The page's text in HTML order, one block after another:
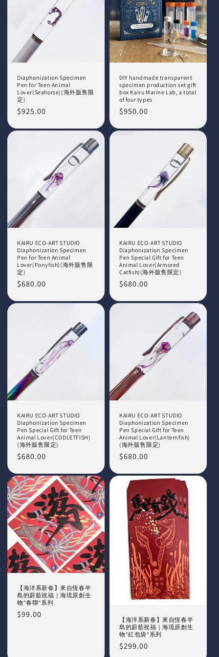
Diaphonization Specimen
Pen for Teen Animal
Lover(Seahorse)(海外販售限
定)
Regular
$925.00
DIY handmade transparent
specimen production set gift
box Kairu Marine Lab, a total
of four types
Regular
$950.00
KAIRU ECO-ART STUDIO
Diaphonization Specimen
Pen for Teen Animal
Lover(Ponyfish)(海外販售限
定)
Regular
$680.00
KAIRU ECO-ART STUDIO
Diaphonization Specimen
Pen Special Gift for Teen
Animal Lover(Armored
Catfish)(海外販售限定)
Regular
$680.00
KAIRU ECO-ART STUDIO
Diaphonization Specimen
Pen Special Gift for Teen
Animal Lover(CODLETFISH)
(海外販售限定)
Regular
$680.00
KAIRU ECO-ART STUDIO
Diaphonization Specimen
Pen Special Gift for Teen
Animal Lover(Lanternfish)
(海外販售限定)
Regular
$680.00
【海洋系新春】來自恆春半
島的蔚藍祝福｜海琉原創生
物"春聯"系列
Regular
$99.00
【海洋系新春】來自恆春半
島的蔚藍祝福｜海琉原創生
物"紅包袋"系列
Regular
$299.00